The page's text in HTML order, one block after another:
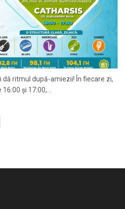
dă ritmul după-amiezii! În fiecare zi,
și 17:00,...